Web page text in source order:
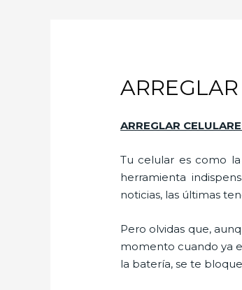
ARREGLAR
Tu celular es como
herramienta
noticias, las últimas
Pero olvidas que,
momento cuando ya
la batería, se te